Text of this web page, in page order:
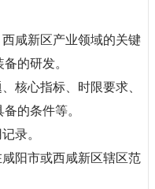
咸新区产业领域的关键
的研发。
核心指标、时限要求、
的条件等。
录。
阳市或西咸新区辖区范